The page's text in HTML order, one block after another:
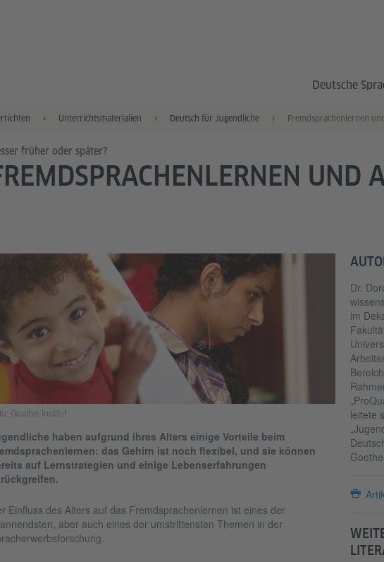
Deutsche
Unterrichtsmaterialien Deutsch für Jugendliche Fremdsprachenlernen
früher oder später?
UND
Goethe-Institut
haben aufgrund ihres Alters einige Vorteile beim
das Gehirn ist noch flexibel, und sie können
auf Lernstrategien und einige Lebenserfahrungen
Einfluss des Alters auf das Fremdsprachenlernen ist eines der
aber auch eines der umstrittensten Themen in der
Dr.
im
leitete